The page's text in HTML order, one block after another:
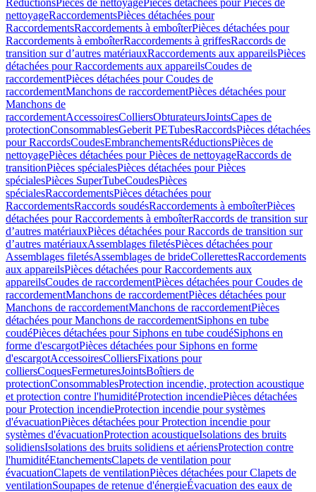
RéductionsPièces de nettoyagePièces détachées pour Pièces de
nettoyageRaccordementsPièces détachées pour
RaccordementsRaccordements à emboîterPièces détachées pour
Raccordements à emboîterRaccordements à griffesRaccords de
transition sur d’autres matériauxRaccordements aux appareilsPièces
détachées pour Raccordements aux appareilsCoudes de
raccordementPièces détachées pour Coudes de
raccordementManchons de raccordementPièces détachées pour
Manchons de
raccordementAccessoiresColliersObturateursJointsCapes de
protectionConsommablesGeberit PETubesRaccordsPièces détachées
pour RaccordsCoudesEmbranchementsRéductionsPièces de
nettoyagePièces détachées pour Pièces de nettoyageRaccords de
transitionPièces spécialesPièces détachées pour Pièces
spécialesPièces SuperTubeCoudesPièces
spécialesRaccordementsPièces détachées pour
RaccordementsRaccords soudésRaccordements à emboîterPièces
détachées pour Raccordements à emboîterRaccords de transition sur
d’autres matériauxPièces détachées pour Raccords de transition sur
d’autres matériauxAssemblages filetésPièces détachées pour
Assemblages filetésAssemblages de brideCollerettesRaccordements
aux appareilsPièces détachées pour Raccordements aux
appareilsCoudes de raccordementPièces détachées pour Coudes de
raccordementManchons de raccordementPièces détachées pour
Manchons de raccordementManchons de raccordementPièces
détachées pour Manchons de raccordementSiphons en tube
coudéPièces détachées pour Siphons en tube coudéSiphons en
forme d'escargotPièces détachées pour Siphons en forme
d'escargotAccessoiresColliersFixations pour
colliersCoquesFermeturesJointsBoîtiers de
protectionConsommablesProtection incendie, protection acoustique
et protection contre l'humiditéProtection incendiePièces détachées
pour Protection incendieProtection incendie pour systèmes
d'évacuationPièces détachées pour Protection incendie pour
systèmes d'évacuationProtection acoustiqueIsolations des bruits
solidiensIsolations des bruits solidiens et aériensProtection contre
l'humiditéEtanchementsClapets de ventilation pour
évacuationClapets de ventilationPièces détachées pour Clapets de
ventilationSoupapes de retenue d'énergieÉvacuation des eaux de